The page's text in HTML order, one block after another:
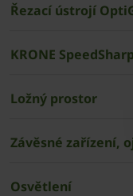
Řezací ústrojí
KRONE SpeedSharp
Ložný prostor
Závěsné zařízení,
Osvětlení